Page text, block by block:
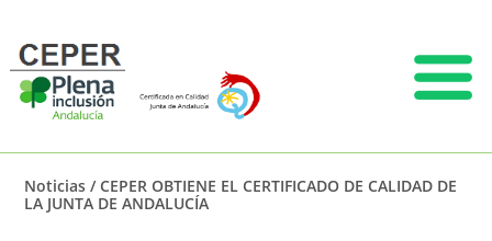
Noticias/CEPER OBTIENE EL CERTIFICADO DE CALIDAD DE
LA JUNTA DE ANDALUCÍA